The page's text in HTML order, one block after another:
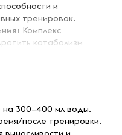
и
тренировок.
Комплекс
катаболизм
нагрузок,
Аминокислоты в
белка, что важно
на 300–400 мл воды.
после тренировки.